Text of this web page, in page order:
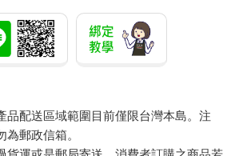
品配送區域範圍目前僅限台灣本島。注
郵政信箱。